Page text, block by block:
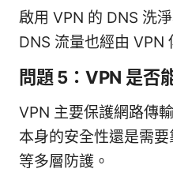
啟用 VPN 的 DNS 洗
DNS 流量也經由 VPN
問題 5：VPN 是否
VPN 主要保護網路傳
本身的安全性還是需
等多層防護。